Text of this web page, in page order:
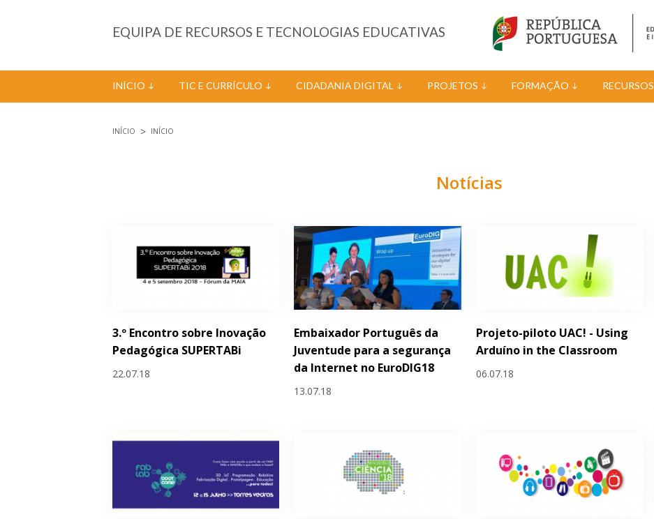
EQUIPA DE RECURSOS E TECNOLOGIAS EDUCATIVAS
INÍCIO TIC E CURRÍCULO CIDADANIA DIGITAL PROJETOS FORMAÇÃO RECURSOS
INÍCIO INÍCIO
Notícias
3.º Encontro sobre Inovação
Pedagógica SUPERTABi
22.07.18
Embaixador Português da
Juventude para a segurança
da Internet no EuroDIG18
13.07.18
Projeto-piloto UAC! - Using
Arduíno in the Classroom
06.07.18
Páginas